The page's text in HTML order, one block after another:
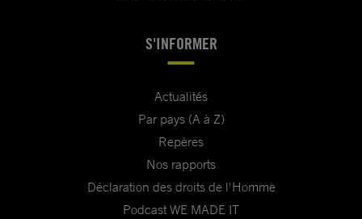
S'INFORMER
Actualités
Par pays (A à Z)
Repères
Nos rapports
Déclaration des droits de l'Homme
Podcast WE MADE IT